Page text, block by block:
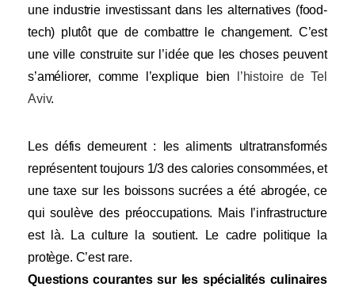
une industrie investissant dans les alternatives (food-
tech) plutôt que de combattre le changement. C’est
une ville construite sur l’idée que les choses peuvent
s’améliorer, comme l’explique bien
l’histoire de Tel
Aviv.
Les défis demeurent : les aliments ultratransformés
représentent toujours 1/3 des calories consommées, et
une taxe sur les boissons sucrées a été abrogée, ce
qui soulève des préoccupations. Mais l’infrastructure
est là. La culture la soutient. Le cadre politique la
protège. C’est rare.
Questions courantes sur les spécialités culinaires